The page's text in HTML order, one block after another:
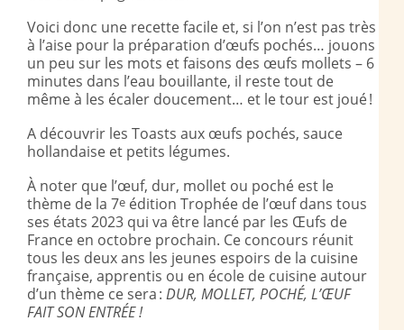
Voici donc une recette facile et, si l’on n’est pas très
à l’aise pour la préparation d’œufs pochés… jouons
un peu sur les mots et faisons des œufs mollets – 6
minutes dans l’eau bouillante, il reste tout de
même à les écaler doucement… et le tour est joué !
A découvrir les Toasts aux œufs pochés, sauce
hollandaise et petits légumes.
À noter que l’œuf, dur, mollet ou poché est le
thème de la 7e édition Trophée de l’œuf dans tous
ses états 2023 qui va être lancé par les Œufs de
France en octobre prochain. Ce concours réunit
tous les deux ans les jeunes espoirs de la cuisine
française, apprentis ou en école de cuisine autour
d’un thème ce sera : DUR, MOLLET, POCHÉ, L’ŒUF
FAIT SON ENTRÉE !